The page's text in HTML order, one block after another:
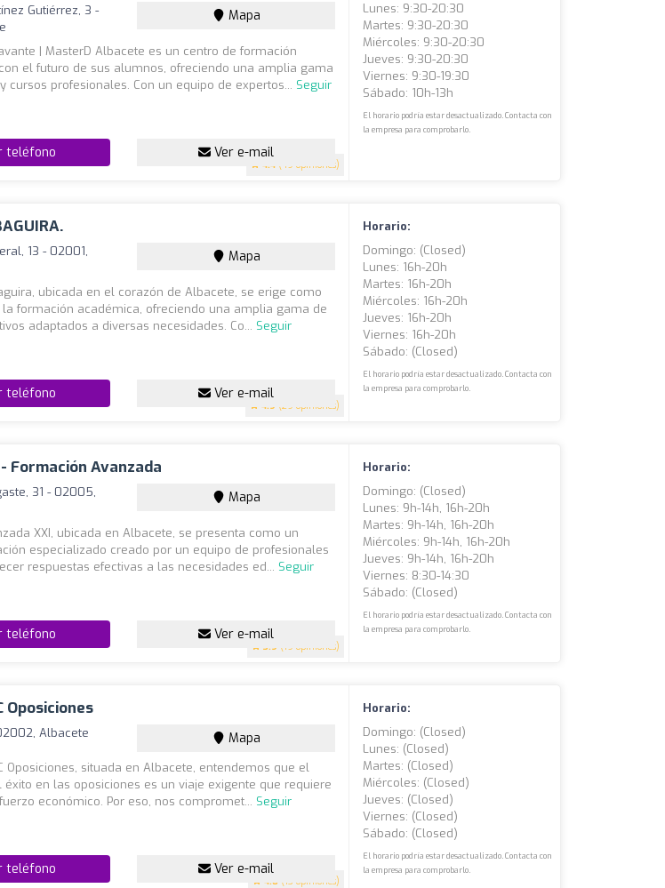
4.4 (49 opiniones)
Gutiérrez, 3 -
Mapa
| MasterD Albacete es un centro de formación
el futuro de sus alumnos, ofreciendo una amplia gama
cursos profesionales. Con un equipo de expertos... Seguir
teléfono Ver e-mail
Lunes: 9:30-20:30
Martes: 9:30-20:30
Miércoles: 9:30-20:30
Jueves: 9:30-20:30
Viernes: 9:30-19:30
Sábado: 10h-13h
El horario podría estar desactualizado. Contacta con
la empresa para comprobarlo.
4.9 (29 opiniones)
13 - 02001,
Mapa
ubicada en el corazón de Albacete, se erige como
formación académica, ofreciendo una amplia gama de
adaptados a diversas necesidades. Co... Seguir
teléfono Ver e-mail
Horario:
Domingo: (closed)
Lunes: 16h-20h
Martes: 16h-20h
Miércoles: 16h-20h
Jueves: 16h-20h
Viernes: 16h-20h
Sábado: (closed)
El horario podría estar desactualizado. Contacta con
la empresa para comprobarlo.
Formación Avanzada
3.9 (19 opiniones)
31 - 02005,
Mapa
XXI, ubicada en Albacete, se presenta como un
especializado creado por un equipo de profesionales
respuestas efectivas a las necesidades ed... Seguir
teléfono Ver e-mail
Horario:
Domingo: (closed)
Lunes: 9h-14h, 16h-20h
Martes: 9h-14h, 16h-20h
Miércoles: 9h-14h, 16h-20h
Jueves: 9h-14h, 16h-20h
Viernes: 8:30-14:30
Sábado: (closed)
El horario podría estar desactualizado. Contacta con
la empresa para comprobarlo.
Oposiciones
4.8 (13 opiniones)
Albacete Mapa
Oposiciones, situada en Albacete, entendemos que el
éxito en las oposiciones es un viaje exigente que requiere
económico. Por eso, nos compromet... Seguir
teléfono Ver e-mail
Horario:
Domingo: (closed)
Lunes: (closed)
Martes: (closed)
Miércoles: (closed)
Jueves: (closed)
Viernes: (closed)
Sábado: (closed)
El horario podría estar desactualizado. Contacta con
la empresa para comprobarlo.